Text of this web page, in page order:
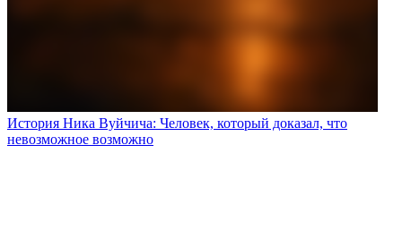
История Ника Вуйчича: Человек, который доказал, что
невозможное возможно